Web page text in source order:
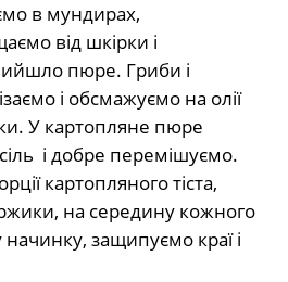
в мундирах,
від шкірки і
пюре. Гриби і
і обсмажуємо на олії
У картопляне пюре
і добре перемішуємо.
картопляного тіста,
на середину кожного
защипуємо краї і